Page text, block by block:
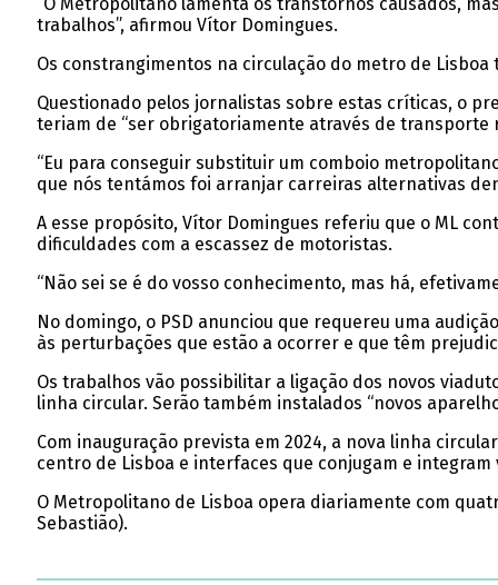
trabalhos”, afirmou Vítor Domingues.
Os constrangimentos na circulação do metro de
Questionado pelos jornalistas sobre estas críticas, o
teriam de “ser obrigatoriamente através de transporte
“Eu para conseguir substituir um comboio
que nós tentámos foi arranjar carreiras alternativas
A esse propósito, Vítor Domingues referiu que o ML
dificuldades com a escassez de motoristas.
“Não sei se é do vosso conhecimento, mas há,
No domingo, o PSD anunciou que requereu uma
às perturbações que estão a ocorrer e que têm
Os trabalhos vão possibilitar a ligação dos novos
linha circular. Serão também instalados “novos
Com inauguração prevista em 2024, a nova linha
centro de Lisboa e interfaces que conjugam e
O Metropolitano de Lisboa opera diariamente com
Sebastião).